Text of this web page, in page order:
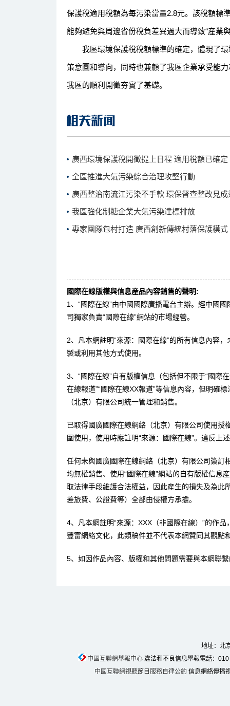
保護稅適用稅額為每污染當量2.8元。該稅額標
能夠避免與周邊省份稅負差異過大而導致“産業
我區環境保護稅稅額標準的確定，體現了環
策意圖和導向，同時也兼顧了我區企業承受能
我區的順利開徵夯實了基礎。
廣西環境保護稅開徵提上日程 適用稅額已確定
全區推進大氣污染綜合治理攻堅行動
廣西整治南流江污染不手軟 環保督查整改見成
我區強化制糖企業大氣污染達標排放
專家團隊包村打造 廣西創新傳統村落保護模式
國際在線版權與信息産品內容銷售的聲明:
1、“國際在線”由中國國際廣播電台主辦。經中國
司獨家負責“國際在線”網站的市場經營。
2、凡本網註明“來源：國際在線”的所有信息內容
製或利用其他方式使用。
3、“國際在線”自有版權信息（包括但不限于“國際
在線報道”“國際在線XX報道”等信息內容，但明確
（北京）有限公司統一管理和銷售。
已取得國廣國際在線網絡（北京）有限公司使用
圍使用，使用時應註明“來源：國際在線”。違反上
任何未與國廣國際在線網絡（北京）有限公司簽訂
均無權銷售、使用“國際在線”網站的自有版權信息
取法律手段維護合法權益，因此産生的損失及為此
差旅費、公證費等）全部由侵權方承擔。
4、凡本網註明“來源：XXX（非國際在線）”的作
豐富網絡文化，此類稿件並不代表本網贊同其觀點
5、如因作品內容、版權和其他問題需要與本網聯
地址：北
中國互聯網舉報中心違法和不良信息舉報電話：
中國互聯網視聽節目服務自律公約 信息網絡傳播